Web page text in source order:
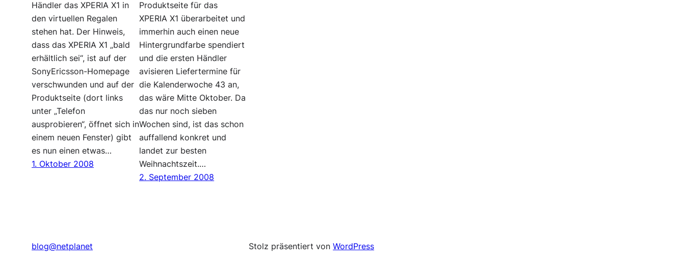
Händler das XPERIA X1 in
den virtuellen Regalen
stehen hat. Der Hinweis,
dass das XPERIA X1 „bald
erhältlich sei“, ist auf der
SonyEricsson-Homepage
verschwunden und auf der
Produktseite (dort links
unter „Telefon
ausprobieren“, öffnet sich in
einem neuen Fenster) gibt
es nun einen etwas…
1. Oktober 2008
Produktseite für das
XPERIA X1 überarbeitet und
immerhin auch einen neue
Hintergrundfarbe spendiert
und die ersten Händler
avisieren Liefertermine für
die Kalenderwoche 43 an,
das wäre Mitte Oktober. Da
das nur noch sieben
Wochen sind, ist das schon
auffallend konkret und
landet zur besten
Weihnachtszeit.…
2. September 2008
blog@netplanet Stolz präsentiert vonWordPress